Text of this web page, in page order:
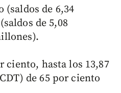
de 6,34
de 5,08
ciento, hasta los 13,87
de 65 por ciento